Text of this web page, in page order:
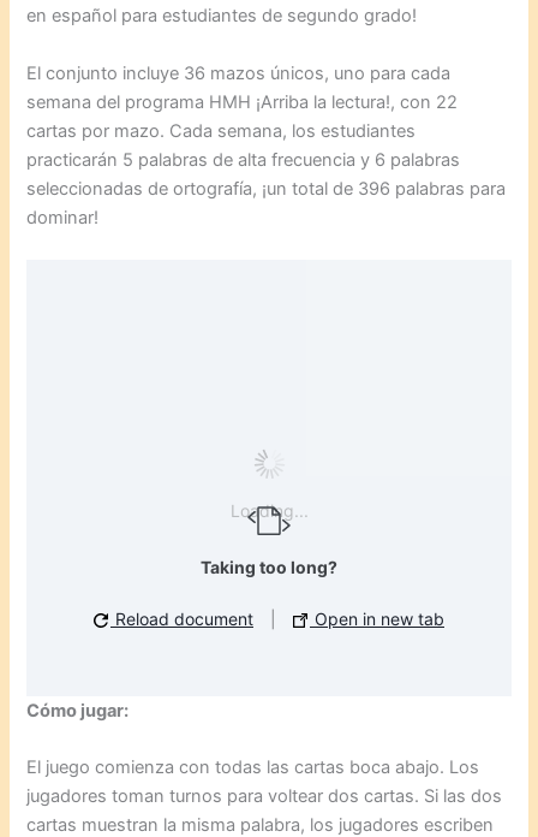
en español para estudiantes de segundo grado!
El conjunto incluye 36 mazos únicos, uno para cada
semana del programa HMH ¡Arriba la lectura!, con 22
cartas por mazo. Cada semana, los estudiantes
practicarán 5 palabras de alta frecuencia y 6 palabras
seleccionadas de ortografía, ¡un total de 396 palabras para
dominar!
Loading...
Taking too long?
Reload document Open in new tab
Cómo jugar:
El juego comienza con todas las cartas boca abajo. Los
jugadores toman turnos para voltear dos cartas. Si las dos
cartas muestran la misma palabra, los jugadores escriben